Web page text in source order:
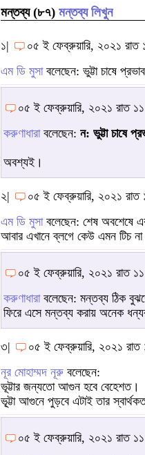
মন্তব্য (৮৭) মন্তব্য লিখুন
১|
০৫ ই ফেব্রুয়ারি, ২০২১ রাত
এম ডি মুসাবলেছেন: ভুট্টা চাষে
০৫ ই ফেব্রুয়ারি, ২০২১ রাত
করুণাধারাবলেছেন: ন: ভুট্টা চাষে
অবশ্যই।
২|
০৫ ই ফেব্রুয়ারি, ২০২১ রাত
এম ডি মুসাবলেছেন: শেষ অবশেষে
আবার এখানে ব্লগে কেউ এমন টিচ
০৫ ই ফেব্রুয়ারি, ২০২১ রাত
করুণাধারাবলেছেন: মন্তব্য ঠিক
ফিরে এসে মন্তব্য করায় অনেক
৩|
০৫ ই ফেব্রুয়ারি, ২০২১
নূর মোহাম্মদ নূরু বলেছেন:
ভূট্টার জন্যতো আগুন হবে বেহেশত।
ভূ্ট্টা আগুনে পুড়বে এটাই তার
০৫ ই ফেব্রুয়ারি, ২০২১ রাত